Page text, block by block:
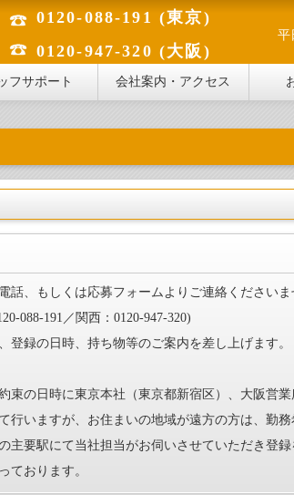
0120-088-191 (東京)
0120-947-320 (大阪)
平
フサポート 会社案内・アクセス
話、もしくは応募フォームよりご連絡くださいま
088-191／関西：0120-947-320)
登録の日時、持ち物等のご案内を差し上げます。
束の日時に東京本社（東京都新宿区）、大阪営
行いますが、お住まいの地域が遠方の方は、勤務
主要駅にて当社担当がお伺いさせていただき登録
ております。